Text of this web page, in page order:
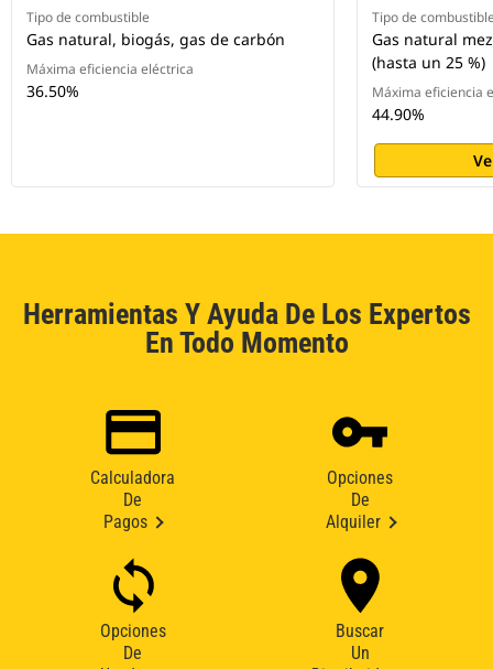
Tipo de combustible
Gas natural, biogás, gas de carbón
Máxima eficiencia eléctrica
36.50%
Tipo de
Gas natural
(hasta un 25 %)
Máxima eficiencia
44.90%
Herramientas Y Ayuda De Los Expertos
En Todo Momento
Calculadora
De
Pagos
Opciones
De
Alquiler
Opciones
De
Buscar
Un